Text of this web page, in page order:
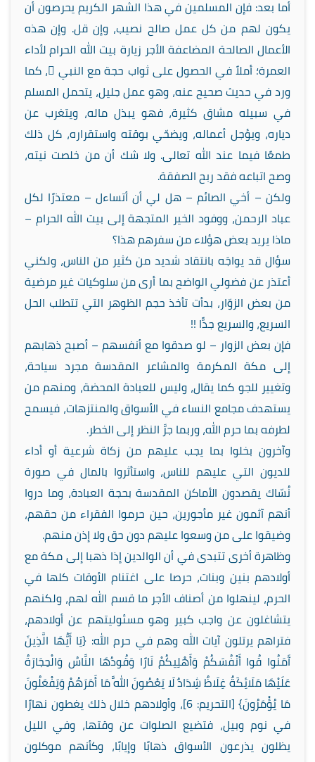
أما بعد: فإن المسلمين في هذا الشهر الكريم يحرصون أن
يكون لهم من كل عمل صالح نصيب، وإن قل. وإن هذه
الأعمال الصالحة المضاعفة الأجر زيارة بيت الله الحرام لأداء
العمرة؛ أملاً في الحصول على ثواب حجة مع النبي ، كما
ورد في حديث صحيح عنه، وهو عمل جليل، يتحمل المسلم
في سبيله مشاق كثيرة، فهو يبذل ماله، ويتغرب عن
دياره، ويؤجل أعماله، ويضحّي بوقته واستقراره، كل ذلك
طمعًا فيما عند الله تعالى. ولا شك أن من خلصت نيته،
وصح اتباعه فقد ربح الصفقة.
ولكن – أخي الصائم – هل لي أن أتساءل – معتذرًا لكل
عباد الرحمن، ووفود الخير المتجهة إلى بيت الله الحرام –
ماذا يريد بعض هؤلاء من سفرهم هذا؟
سؤال قد يواجَه بانتقاد شديد من كثير من الناس، ولكني
أعتذر عن فضولي الواضح بما أرى من سلوكيات غير مرضية
من بعض الزوّار، بدأت تأخذ حجم الظوهر التي تتطلب الحل
السريع، والسريع جدًّا !!
فإن بعض الزوار – لو صدقوا مع أنفسهم – أصبح ذهابهم
إلى مكة المكرمة والمشاعر المقدسة مجرد سياحة،
وتغيير للجو كما يقال، وليس للعبادة المحضة، ومنهم من
يستهدف مجامع النساء في الأسواق والمنتزهات، فيسمح
لطرفه بما حرم الله، وربما جرَّ النظر إلى الخطر.
وآخرون بخلوا بما يجب عليهم من زكاة شرعية أو أداء
للديون التي عليهم للناس، واستأثروا بالمال في صورة
نُسّاك يقصدون الأماكن المقدسة بحجة العبادة، وما دروا
أنهم آثمون غير مأجورين، حين حرموا الفقراء من حقهم،
وضيقوا على من وسعوا عليهم دون حق ولا إذن منهم.
وظاهرة أخرى تتبدى في أن الوالدين إذا ذهبا إلى مكة مع
أولادهم بنين وبنات، حرصا على اغتنام الأوقات كلها في
الحرم، لينهلوا من أصناف الأجر ما قسم الله لهم، ولكنهم
يتشاغلون عن واجب كبير وهو مسئوليتهم عن أولادهم،
فتراهم يرتلون آيات الله وهم في حرم الله: {يَا أَيُّهَا الَّذِينَ
آَمَنُوا قُوا أَنْفُسَكُمْ وَأَهْلِيكُمْ نَارًا وَقُودُهَا النَّاسُ وَالْحِجَارَةُ
عَلَيْهَا مَلَائِكَةٌ غِلَاظٌ شِدَادٌ لَا يَعْصُونَ اللَّهَ مَا أَمَرَهُمْ وَيَفْعَلُونَ
مَا يُؤْمَرُونَ} [التحريم: 6]، وأولادهم خلال ذلك يغطون نهارًا
في نوم وبيل، فتضيع الصلوات عن وقتها، وفي الليل
يظلون يذرعون الأسواق ذهابًا وإيابًا، وكأنهم موكلون